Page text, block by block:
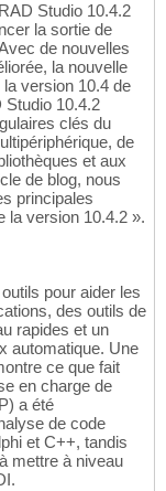
Studio 10.4.2
la sortie de
de nouvelles
la nouvelle
version 10.4 de
Studio 10.4.2
clés du
de
et aux
de blog, nous
principales
la version 10.4.2 ».
pour aider les
des outils de
rapides et un
automatique. Une
ce que fait
en charge de
a été
de code
et C++, tandis
mettre à niveau